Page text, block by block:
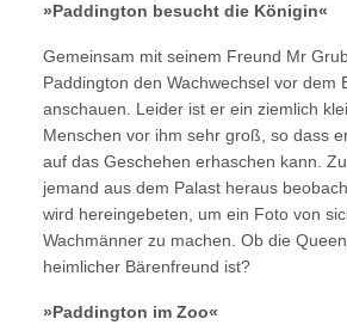
»Paddington besucht die Königin«
Gemeinsam mit seinem Freund Mr
Paddington den Wachwechsel vor dem
anschauen. Leider ist er ein ziemlich
Menschen vor ihm sehr groß, so dass
auf das Geschehen erhaschen kann.
jemand aus dem Palast heraus
wird hereingebeten, um ein Foto von
Wachmänner zu machen. Ob die
heimlicher Bärenfreund ist?
»Paddington im Zoo«